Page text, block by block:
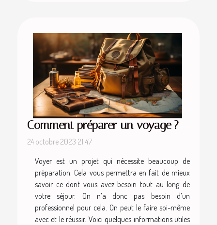
Comment préparer un voyage ?
24 octobre 2023 21:47
Voyer est un projet qui nécessite beaucoup de
préparation. Cela vous permettra en fait de mieux
savoir ce dont vous avez besoin tout au long de
votre séjour. On n’a donc pas besoin d’un
professionnel pour cela. On peut le faire soi-même
avec et le réussir. Voici quelques informations utiles